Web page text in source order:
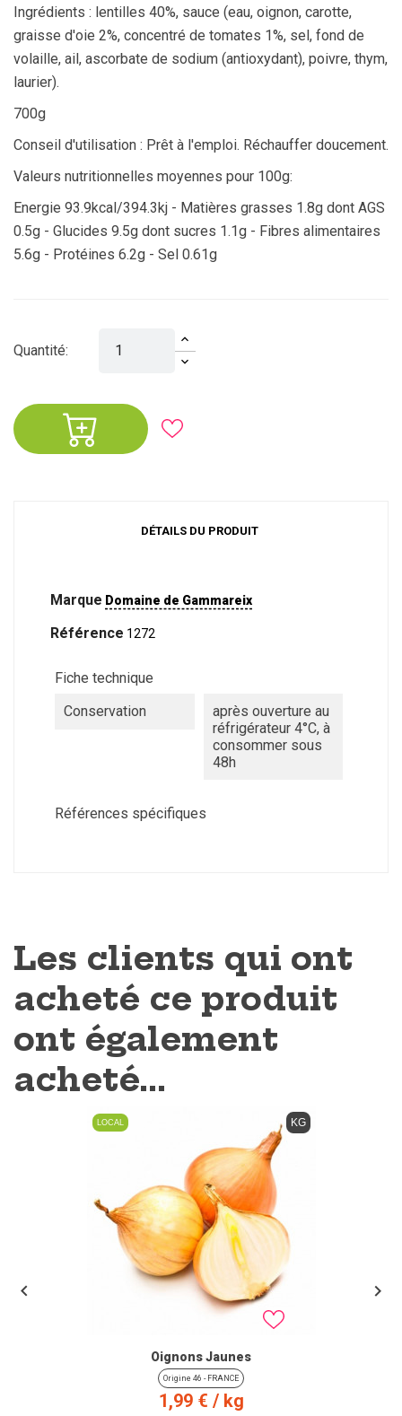
Ingrédients : lentilles 40%, sauce (eau, oignon, carotte,
graisse d'oie 2%, concentré de tomates 1%, sel, fond de
volaille, ail, ascorbate de sodium (antioxydant), poivre, thym,
laurier).
700g
Conseil d'utilisation : Prêt à l'emploi. Réchauffer doucement.
Valeurs nutritionnelles moyennes pour 100g:
Energie 93.9kcal/394.3kj - Matières grasses 1.8g dont AGS
0.5g - Glucides 9.5g dont sucres 1.1g - Fibres alimentaires
5.6g - Protéines 6.2g - Sel 0.61g
Quantité:
DÉTAILS DU PRODUIT
Marque Domaine de Gammareix
Référence 1272
Fiche technique
Conservation
après ouverture au
réfrigérateur 4°C, à
consommer sous
48h
Références spécifiques
Les clients qui ont
acheté ce produit
ont également
acheté...
LOCAL KG
Oignons Jaunes
Origine 46 - FRANCE
Prix
1,99 € / kg
 